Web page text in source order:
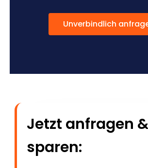
Unverbindlich
Jetzt anfragen
sparen: